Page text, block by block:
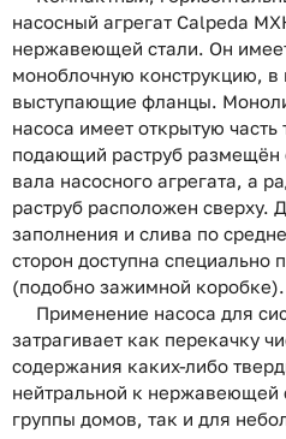
насосный агрегат Calpeda
нержавеющей стали. Он
моноблочную конструкцию, в
выступающие фланцы.
насоса имеет открытую часть
подающий раструб размещён
вала насосного агрегата, а
раструб расположен сверху.
заполнения и слива по
сторон доступна специально
(подобно зажимной коробке).
Применение насоса для
затрагивает как перекачку
содержания каких-либо
нейтральной к нержавеющей
группы домов, так и для